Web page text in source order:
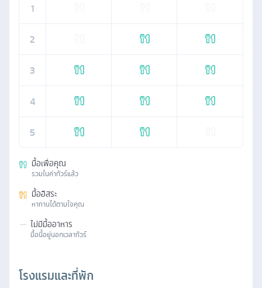
1
2
3
4
5
มื้อเพื่อคุณ
รวมในค่าทัวร์แล้ว
มื้ออิสระ
หาทานได้ตามใจคุณ
— ไม่มีมื้ออาหาร
มื้อนี้อยู่นอกเวลาทัวร์
โรงแรมและที่พัก